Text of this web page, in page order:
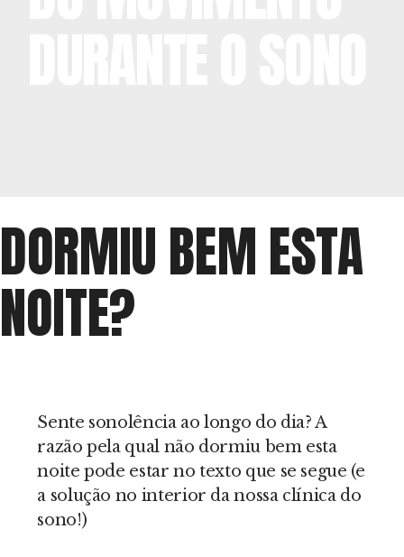
DORMIU BEM ESTA
NOITE?
Sente sonolência ao longo do dia? A
razão pela qual não dormiu bem esta
noite pode estar no texto que se segue (e
a solução no interior da nossa clínica do
sono!)